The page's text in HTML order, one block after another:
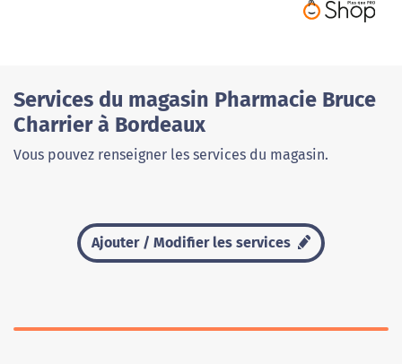
Services du magasin Pharmacie Bruce
Charrier à Bordeaux
Vous pouvez renseigner les services du magasin.
Ajouter / Modifier les services